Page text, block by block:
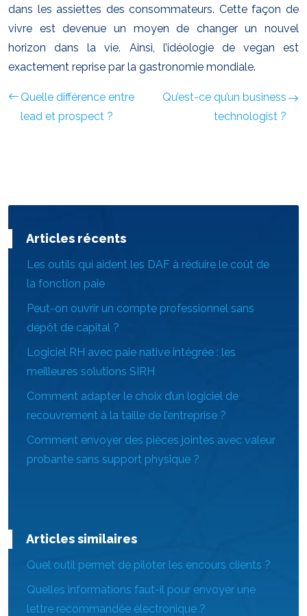
dans les assiettes des consommateurs. Cette façon de
vivre est devenue un moyen de changer un nouvel
horizon dans la vie. Ainsi, l’idéologie de vegan est
exactement reprise par la gastronomie mondiale.
Quelle différence entre
lead et prospect ?
Qu’est-ce qu’un business
technologist ?
Articles récents
Les outils qui aident les DAF à réduire le coût de
la fonction paie
Peut-on ouvrir un compte professionnel sans
dépôt de capital ?
Logiciel RH avec paie native intégrée : les
meilleures solutions SIRH
Comment adapter le choix d’un logiciel de
recouvrement à la taille de l’entreprise ?
Comment envoyer des pièces jointes avec valeur
probante sans support physique ?
Articles similaires
Quel outil permet de piloter les encours clients ?
Quelles informations faut-il pour envoyer une
lettre recommandée électronique ?